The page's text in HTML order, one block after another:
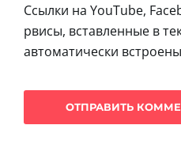
Ссылки на YouTube,
рвисы, вставленные в
автоматически